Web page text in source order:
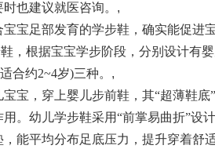
也建议就医咨询。 ,
宝足部发育的学步鞋，确实能促进
，根据宝宝学步阶段，分别设计有
合约2~4岁)三种。 ,
宝，穿上婴儿步前鞋，其“超薄鞋
。幼儿学步鞋采用“前掌易曲折”设
能平均分布足底压力，提升穿着舒